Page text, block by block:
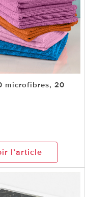
microfibres, 20
l’article